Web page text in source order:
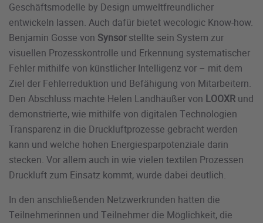
Geschäftsmodelle by Design umweltfreundlicher
entwickeln lassen. Auch dafür bietet wecologic Know-how.
Benjamin Gosse von Synsorstellte sein System zur
visuellen Prozesskontrolle und Erkennung systematischer
Fehler mithilfe von künstlicher Intelligenz vor – mit dem
Ziel der Fehlerreduktion und Befähigung von Mitarbeitern.
Den Abschluss machte Helen Landhäußer von LOOXR und
demonstrierte, wie mithilfe von digitalen Technologien
Transparenz in die Druckluftprozesse gebracht werden
kann und welche hohen Energiesparpotenziale darin
stecken. Vor allem auch in wie vielen textilen Prozessen
Druckluft zum Einsatz kommt, wurde dabei deutlich.
In den anschließenden Netzwerkrunden hatten die
Teilnehmerinnen und Teilnehmer die Möglichkeit, die